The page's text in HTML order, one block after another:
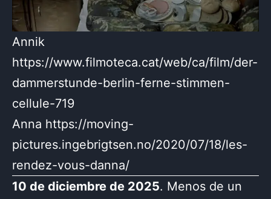
Annik
https://www.filmoteca.cat/web/ca/film/der-
dammerstunde-berlin-ferne-stimmen-
cellule-719
Anna https://moving-
pictures.ingebrigtsen.no/2020/07/18/les-
rendez-vous-danna/
10 de diciembre de 2025. Menos de un